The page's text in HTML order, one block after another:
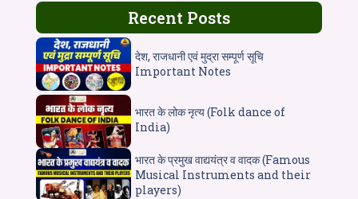
Recent Posts
देश, राजधानी एवं मुद्रा सम्पूर्ण सूचि
Important Notes
भारत के लोक नृत्य (Folk dance of
India)
भारत के प्रमुख वाद्ययंत्र व वादक (Famous
Musical Instruments and their
players)